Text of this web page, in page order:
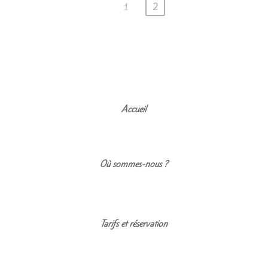
1 2
Accueil
Où sommes-nous ?
Tarifs et réservation